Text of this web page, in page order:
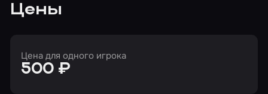
Цены
Цена для одного игрока
500 ₽